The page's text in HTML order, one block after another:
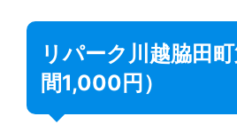
リパーク川越脇田
間1,000円）